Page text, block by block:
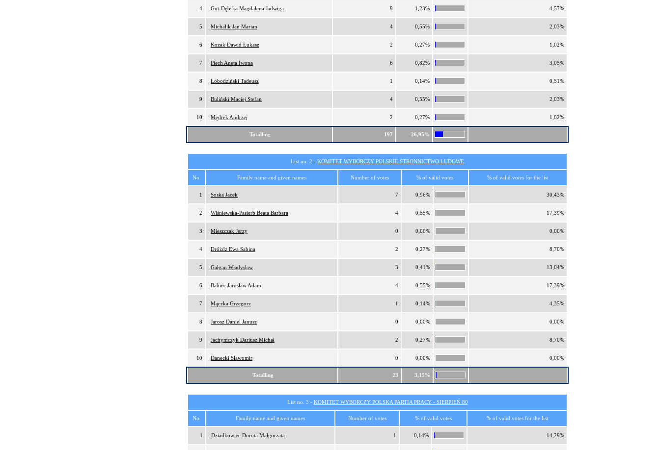
4 Gut-Dębska Magdalena Jadwiga 9 1,23% 4,57%
5 Michalik Jan Marian 4 0,55% 2,03%
6 Kozak Dawid Łukasz 2 0,27% 1,02%
7 Piech Aneta Iwona 6 0,82% 3,05%
8 Łobodziński Tadeusz 1 0,14% 0,51%
9 Buliński Maciej Stefan 4 0,55% 2,03%
10 Mędrek Andrzej 2 0,27% 1,02%
Totalling 197 26,95%
List no. 2 - KOMITET WYBORCZY POLSKIE STRONNICTWO LUDOWE
No. Family name and given names Number of votes % of valid votes % of valid votes for the list
1 Soska Jacek 7 0,96% 30,43%
2 Wiśniewska-Pasierb Beata Barbara 4 0,55% 17,39%
3 Mieszczak Jerzy 0 0,00% 0,00%
4 Dróżdż Ewa Sabina 2 0,27% 8,70%
5 Gałgan Władysław 3 0,41% 13,04%
6 Babiec Jarosław Adam 4 0,55% 17,39%
7 Mączka Grzegorz 1 0,14% 4,35%
8 Jarosz Daniel Janusz 0 0,00% 0,00%
9 Jachymczyk Dariusz Michał 2 0,27% 8,70%
10 Danecki Sławomir 0 0,00% 0,00%
Totalling 23 3,15%
List no. 3 - KOMITET WYBORCZY POLSKA PARTIA PRACY - SIERPIEŃ 80
No. Family name and given names Number of votes % of valid votes % of valid votes for the list
1 Dziadkowiec Dorota Małgorzata 1 0,14% 14,29%